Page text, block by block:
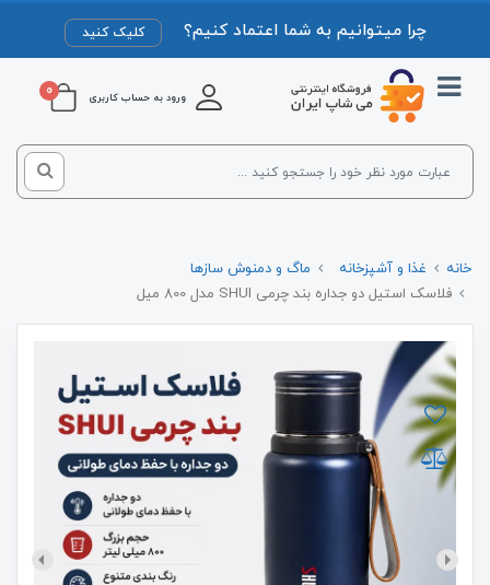
چرا میتوانیم به شما اعتماد کنیم؟ کلیک کنید
ورود به حساب کاربری 0
خانه غذا و آشپزخانه
ماگ و دمنوش سازها
فلاسک استیل دو جداره بند چرمی SHUI مدل 800 میل